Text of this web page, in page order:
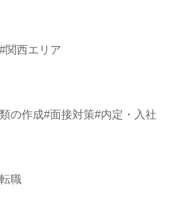
関西エリア
の作成 面接対策 内定・入社
職